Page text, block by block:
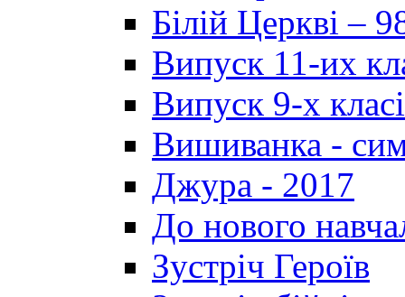
Білій Церкві –
Випуск 11-их
Випуск 9-х
Вишиванка -
Джура - 2017
До нового
Зустріч Героїв